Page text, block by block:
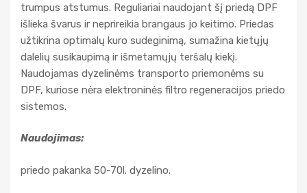
trumpus atstumus. Reguliariai naudojant šį priedą DPF
išlieka švarus ir neprireikia brangaus jo keitimo. Priedas
užtikrina optimalų kuro sudeginimą, sumažina kietųjų
dalelių susikaupimą ir išmetamųjų teršalų kiekį.
Naudojamas dyzelinėms transporto priemonėms su
DPF, kuriose nėra elektroninės filtro regeneracijos priedo
sistemos.
Naudojimas:
priedo pakanka 50-70l. dyzelino.